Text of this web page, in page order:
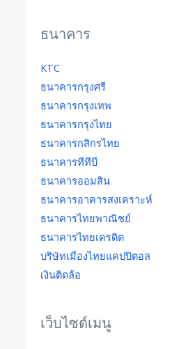
ธนาคาร
KTC
ธนาคารกรุงศรี
ธนาคารกรุงเทพ
ธนาคารกรุงไทย
ธนาคารกสิกรไทย
ธนาคารทีทีบี
ธนาคารออมสิน
ธนาคารอาคารสงเคราะห์
ธนาคารไทยพาณิชย์
ธนาคารไทยเครดิต
บริษัทเมืองไทยแคปปิตอล
เงินติดล้อ
เว็บไซต์เมนู